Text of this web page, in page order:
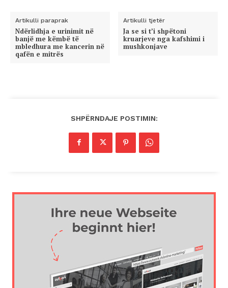
Artikulli paraprak
Ndërlidhja e urinimit në
banjë me këmbë të
mbledhura me kancerin në
qafën e mitrës
Artikulli tjetër
Ja se si t’i shpëtoni
kruarjeve nga kafshimi i
mushkonjave
SHPËRNDAJE POSTIMIN: